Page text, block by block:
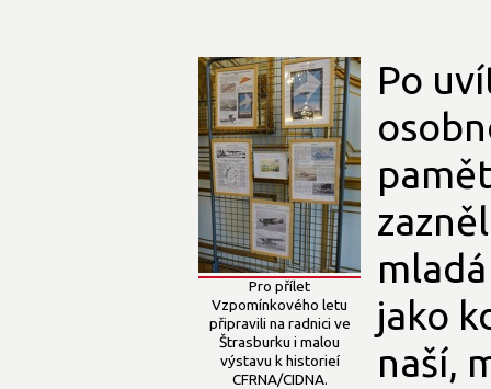
Pro přílet
Vzpomínkového letu
připravili na radnici ve
Štrasburku i malou
výstavu k historieí
CFRNA/CIDNA.
Po
jako
naší,